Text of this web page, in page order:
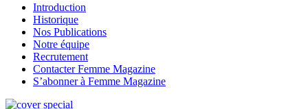
Introduction
Historique
Nos Publications
Notre équipe
Recrutement
Contacter Femme Magazine
S’abonner à Femme Magazine